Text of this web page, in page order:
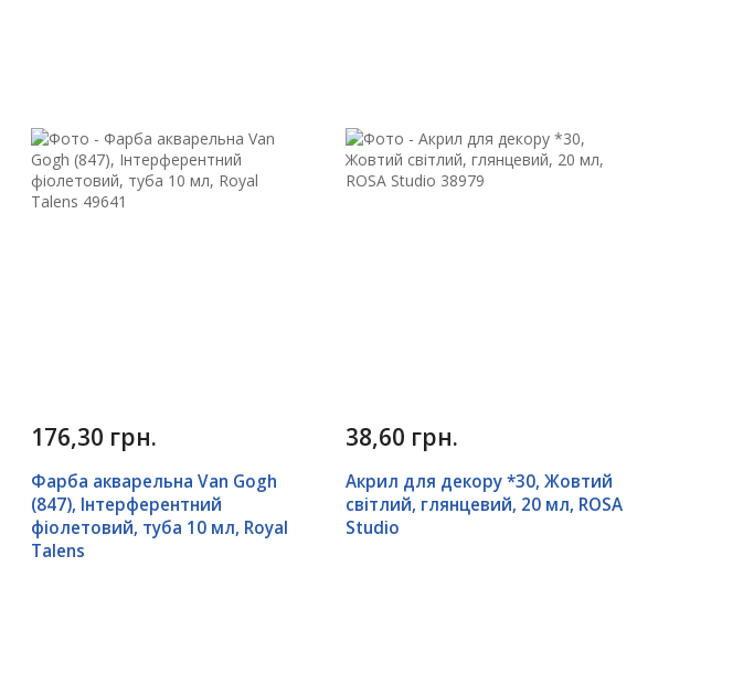
176,30 грн.
Фарба акварельна Van Gogh
(847), Інтерферентний
фіолетовий, туба 10 мл, Royal
Talens
38,60 грн.
Акрил для декору *30, Жовтий
світлий, глянцевий, 20 мл, ROSA
Studio